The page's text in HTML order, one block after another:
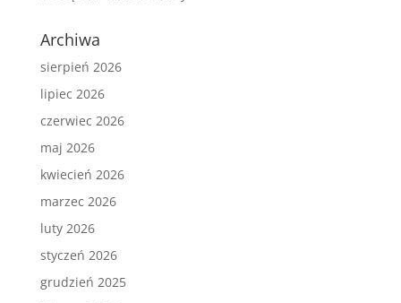
Archiwa
sierpień 2026
lipiec 2026
czerwiec 2026
maj 2026
kwiecień 2026
marzec 2026
luty 2026
styczeń 2026
grudzień 2025